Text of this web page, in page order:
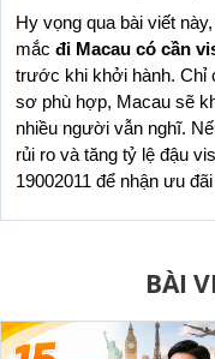
Hy vọng qua bài viết
mắc đi Macau có cần
trước khi khởi hành. Chỉ
sơ phù hợp, Macau sẽ
nhiều người vẫn nghĩ.
rủi ro và tăng tỷ lệ đậu
19002011 để nhận ưu
BÀI